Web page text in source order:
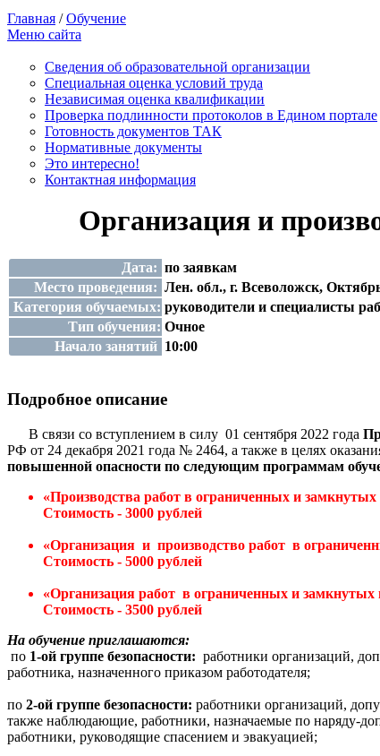
Главная /Обучение
Меню сайта
Сведения об образовательной организации
Cпециальная оценка условий труда
Независимая оценка квалификации
Проверка подлинности протоколов в Едином портале
Готовность документов ТАК
Нормативные документы
Это интересно!
Контактная информация
Организация и
Дата: по заявкам
Место проведения: Лен. обл., г. Всеволожск,
Категория обучаемых: руководители и специалисты
Тип обучения: Очное
Начало занятий 10:00
Подробное описание
В связи со вступлением в силу 01 сентября 2022 года
РФ от 24 декабря 2021 года № 2464, а также в целях
повышенной опасности по следующим программам
«Производства работ в ограниченных и замкнутых
Стоимость - 3000 рублей
«Организация и производство работ в
Стоимость - 5000 рублей
«Организация работ в ограниченных и замкнутых
Стоимость - 3500 рублей
На обучение приглашаются:
по 1-ой группе безопасности: работники организаций,
работника, назначенного приказом работодателя;
по 2-ой группе безопасности: работники организаций,
также наблюдающие, работники, назначаемые по наряду-
работники, руководящие спасением и эвакуацией;